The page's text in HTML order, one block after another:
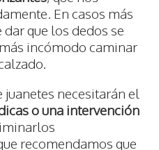
En casos más
que los dedos se
incómodo caminar
juanetes necesitarán el
o una intervención
recomendamos que